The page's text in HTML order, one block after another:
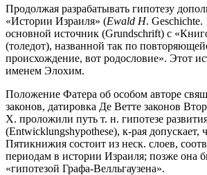
Продолжая разрабатывать гипотезу
«Истории Израиля» (Ewald H. Geschichte.
основной источник (Grundschrift) с
(толедот), названной так по
происхождение, вот родословие». Этот
именем Элохим.
Положение Фатера об особом авторе
законов, датировка Де Ветте законов
Х. проложили путь т. н. гипотезе
(Entwicklungshypothese), к-рая допускает,
Пятикнижия состоит из неск. слоев,
периодам в истории Израиля; позже она
«гипотезой Графа-Велльгаузена».